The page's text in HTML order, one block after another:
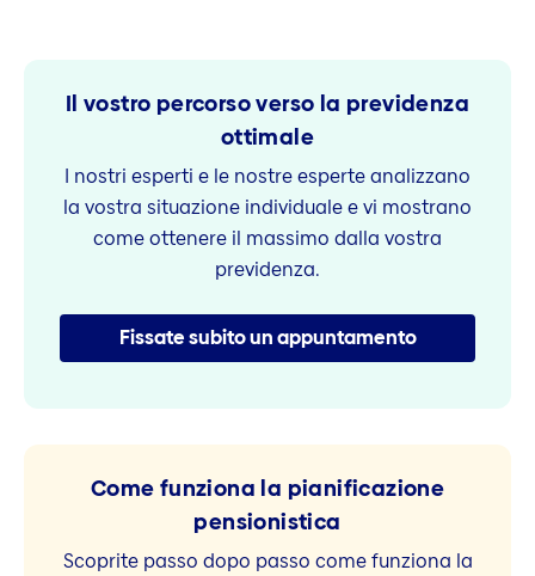
Il vostro percorso verso la previdenza
ottimale
I nostri esperti e le nostre esperte analizzano
la vostra situazione individuale e vi mostrano
come ottenere il massimo dalla vostra
previdenza.
Fissate subito un appuntamento
Come funziona la pianificazione
pensionistica
Scoprite passo dopo passo come funziona la